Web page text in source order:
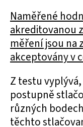
Naměřené
akreditovanou
měření jsou na
akceptovány v
Z testu
postupně
různých
těchto